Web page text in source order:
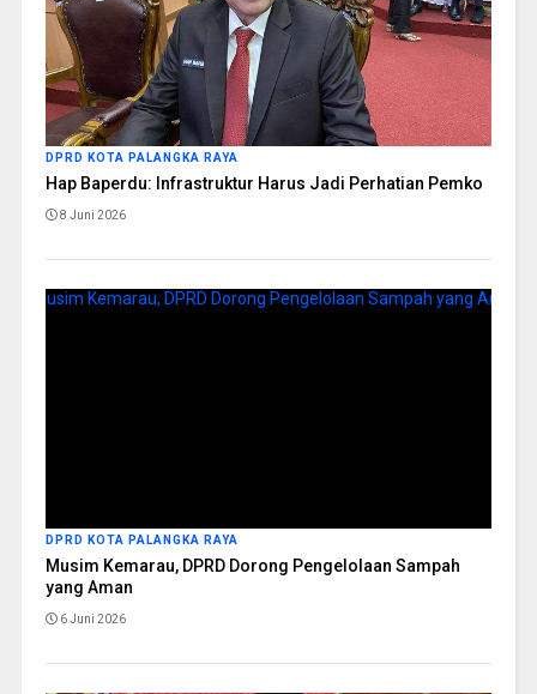
DPRD KOTA PALANGKA RAYA
Hap Baperdu: Infrastruktur Harus Jadi Perhatian Pemko
8 Juni 2026
DPRD KOTA PALANGKA RAYA
Musim Kemarau, DPRD Dorong Pengelolaan Sampah
yang Aman
6 Juni 2026